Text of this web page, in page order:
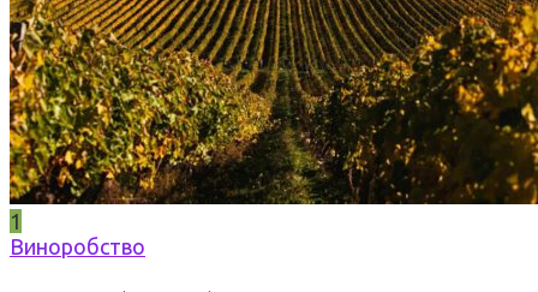
1
Виноробство